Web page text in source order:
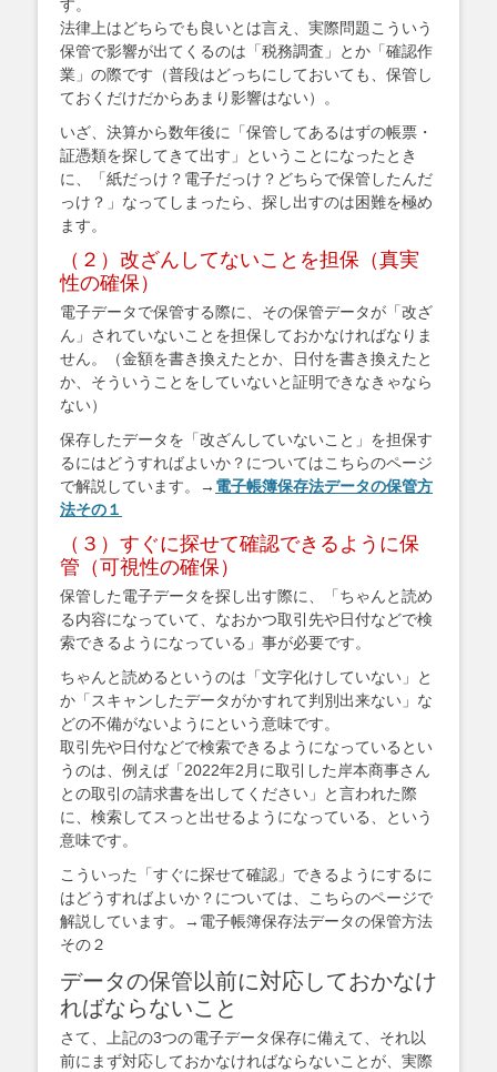
す。
法律上はどちらでも良いとは言え、実際問題こういう
保管で影響が出てくるのは「税務調査」とか「確認作
業」の際です（普段はどっちにしておいても、保管し
ておくだけだからあまり影響はない）。
いざ、決算から数年後に「保管してあるはずの帳票・
証憑類を探してきて出す」ということになったとき
に、「紙だっけ？電子だっけ？どちらで保管したんだ
っけ？」なってしまったら、探し出すのは困難を極め
ます。
（２）改ざんしてないことを担保（真実
性の確保）
電子データで保管する際に、その保管データが「改ざ
ん」されていないことを担保しておかなければなりま
せん。（金額を書き換えたとか、日付を書き換えたと
か、そういうことをしていないと証明できなきゃなら
ない）
保存したデータを「改ざんしていないこと」を担保す
るにはどうすればよいか？についてはこちらのページ
で解説しています。→ 電子帳簿保存法データの保管方
法その１
（３）すぐに探せて確認できるように保
管（可視性の確保）
保管した電子データを探し出す際に、「ちゃんと読め
る内容になっていて、なおかつ取引先や日付などで検
索できるようになっている」事が必要です。
ちゃんと読めるというのは「文字化けしていない」と
か「スキャンしたデータがかすれて判別出来ない」な
どの不備がないようにという意味です。
取引先や日付などで検索できるようになっているとい
うのは、例えば「2022年2月に取引した岸本商事さん
との取引の請求書を出してください」と言われた際
に、検索してスっと出せるようになっている、という
意味です。
こういった「すぐに探せて確認」できるようにするに
はどうすればよいか？については、こちらのページで
解説しています。→電子帳簿保存法データの保管方法
その２
データの保管以前に対応しておかなけ
ればならないこと
さて、上記の3つの電子データ保存に備えて、それ以
前にまず対応しておかなければならないことが、実際